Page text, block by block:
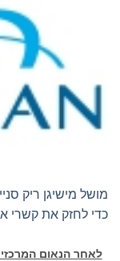
כדי לחזק את קשרי
לאחר הנאום